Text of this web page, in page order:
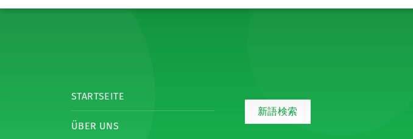
STARTSEITE
ÜBER UNS
新語検索